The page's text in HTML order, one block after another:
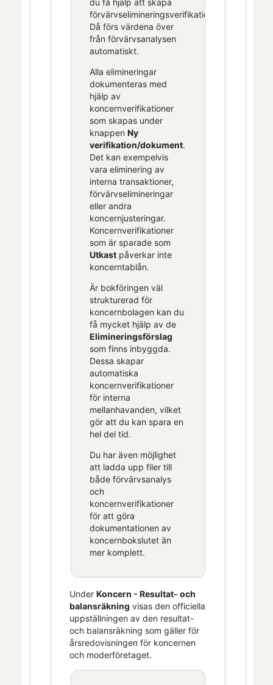
du få hjälp att skapa
förvärvselimineringsverifikationen.
Då förs värdena över
från förvärvsanalysen
automatiskt.
Alla elimineringar
dokumenteras med
hjälp av
koncernverifikationer
som skapas under
knappen Ny
verifikation/dokument.
Det kan exempelvis
vara eliminering av
interna transaktioner,
förvärvselimineringar
eller andra
koncernjusteringar.
Koncernverifikationer
som är sparade som
Utkastpåverkar inte
koncerntablån.
Är bokföringen väl
strukturerad för
koncernbolagen kan du
få mycket hjälp av de
Elimineringsförslag
som finns inbyggda.
Dessa skapar
automatiska
koncernverifikationer
för interna
mellanhavanden, vilket
gör att du kan spara en
hel del tid.
Du har även möjlighet
att ladda upp filer till
både förvärvsanalys
och
koncernverifikationer
för att göra
dokumentationen av
koncernbokslutet än
mer komplett.
Under Koncern - Resultat- och
balansräkning visas den officiella
uppställningen av den resultat-
och balansräkning som gäller för
årsredovisningen för koncernen
och moderföretaget.